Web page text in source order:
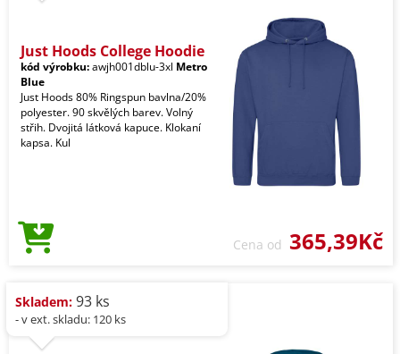
Just Hoods College Hoodie
kód výrobku:awjh001dblu-3xl Metro
Blue
Just Hoods 80% Ringspun bavlna/20%
polyester. 90 skvělých barev. Volný
střih. Dvojitá látková kapuce. Klokaní
kapsa. Kul
Cena od 365,39Kč
Skladem: 93 ks
- v ext. skladu: 120 ks